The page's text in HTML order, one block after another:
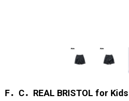
F．C．REAL BRISTOL for